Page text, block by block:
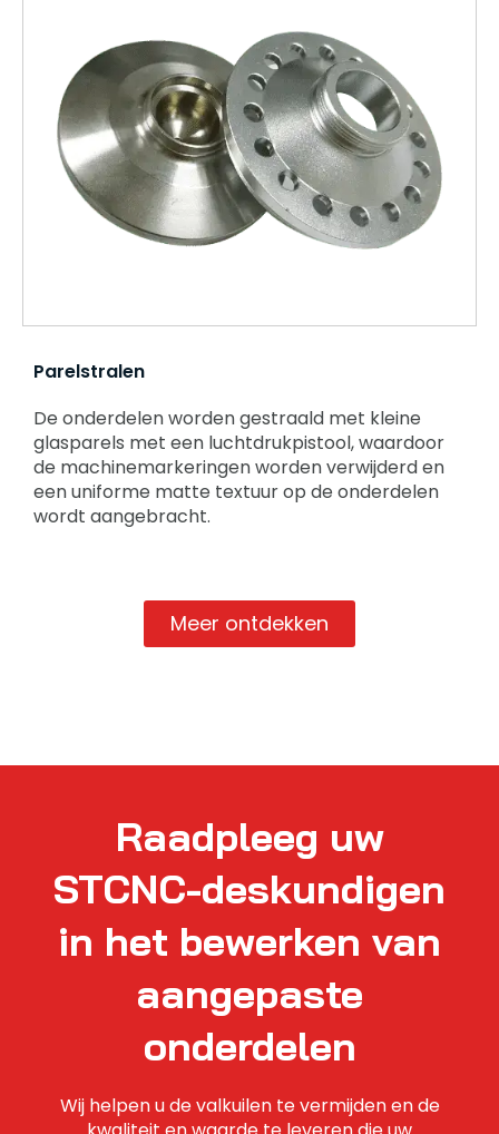
Parelstralen
De onderdelen worden gestraald met kleine
glasparels met een luchtdrukpistool, waardoor
de machinemarkeringen worden verwijderd en
een uniforme matte textuur op de onderdelen
wordt aangebracht.
Meer ontdekken
Raadpleeg uw
STCNC-deskundigen
in het bewerken van
aangepaste
onderdelen
Wij helpen u de valkuilen te vermijden en de